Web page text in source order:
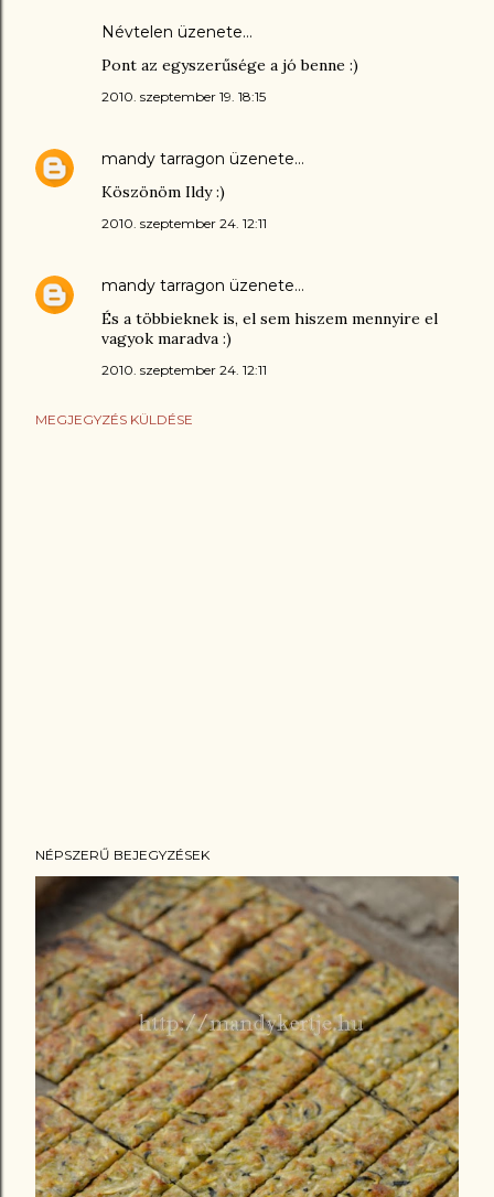
Névtelen üzenete…
Pont az egyszerűsége a jó benne :)
2010. szeptember 19. 18:15
mandy tarragon üzenete…
Köszönöm Ildy :)
2010. szeptember 24. 12:11
mandy tarragon üzenete…
És a többieknek is, el sem hiszem mennyire el
vagyok maradva :)
2010. szeptember 24. 12:11
MEGJEGYZÉS KÜLDÉSE
NÉPSZERŰ BEJEGYZÉSEK